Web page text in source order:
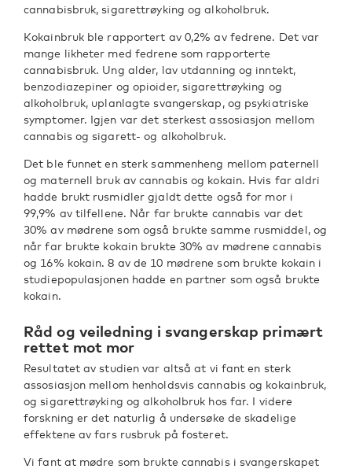
cannabisbruk, sigarettrøyking og alkoholbruk.
Kokainbruk ble rapportert av 0,2% av fedrene. Det var
mange likheter med fedrene som rapporterte
cannabisbruk. Ung alder, lav utdanning og inntekt,
benzodiazepiner og opioider, sigarettrøyking og
alkoholbruk, uplanlagte svangerskap, og psykiatriske
symptomer. Igjen var det sterkest assosiasjon mellom
cannabis og sigarett- og alkoholbruk.
Det ble funnet en sterk sammenheng mellom paternell
og maternell bruk av cannabis og kokain. Hvis far aldri
hadde brukt rusmidler gjaldt dette også for mor i
99,9% av tilfellene. Når far brukte cannabis var det
30% av mødrene som også brukte samme rusmiddel, og
når far brukte kokain brukte 30% av mødrene cannabis
og 16% kokain. 8 av de 10 mødrene som brukte kokain i
studiepopulasjonen hadde en partner som også brukte
kokain.
Råd og veiledning i svangerskap primært
rettet mot mor
Resultatet av studien var altså at vi fant en sterk
assosiasjon mellom henholdsvis cannabis og kokainbruk,
og sigarettrøyking og alkoholbruk hos far. I videre
forskning er det naturlig å undersøke de skadelige
effektene av fars rusbruk på fosteret.
Vi fant at mødre som brukte cannabis i svangerskapet